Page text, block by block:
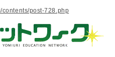
post-728.php